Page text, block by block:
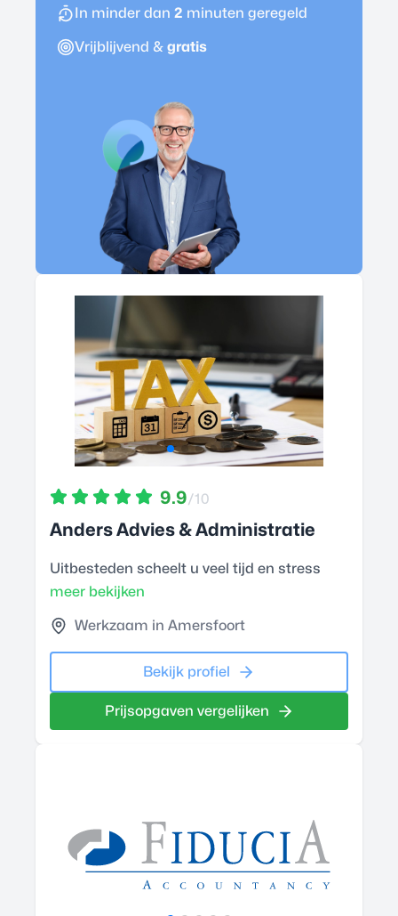
In minder dan 2 minuten geregeld
Vrijblijvend & gratis
9.9/10
Anders Advies & Administratie
Uitbesteden scheelt u veel tijd en stress
meer bekijken
Werkzaam in Amersfoort
Bekijk profiel
Prijsopgaven vergelijken